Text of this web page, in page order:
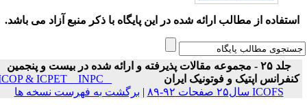
استفاده از مطالب ارائه شده در این پایگاه با ذکر منبع آزاد می باشد.
جلد ۲۵ - مجموعه مقالات پذیرفته و ارائه شده در بیست و پنجمین
کنفرانس اپتیک و فوتونیک ایران
ICOP & ICPET _ INPC _
ICOFS سال۲۵ صفحات ۹۲-۸۹
| برگشت به فهرست نسخه ها